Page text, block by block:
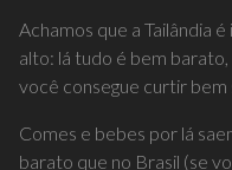
Achamos que a Tailândia
alto: lá tudo é bem
você consegue curtir
Comes e bebes por lá
barato que no Brasil (se